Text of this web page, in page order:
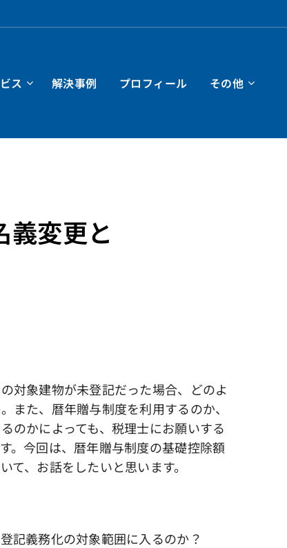
ス 解決事例 プロフィール その他
義変更と
対象建物が未登記だった場合、どのよ
また、暦年贈与制度を利用するのか、
のかによっても、税理士にお願いする
。今回は、暦年贈与制度の基礎控除額
て、お話をしたいと思います。
記義務化の対象範囲に入るのか？